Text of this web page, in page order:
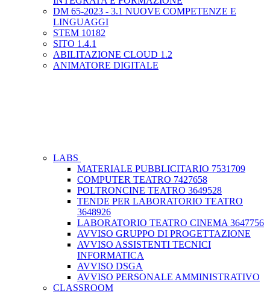
DM 65-2023 - 3.1 NUOVE COMPETENZE E
LINGUAGGI
STEM 10182
SITO 1.4.1
ABILITAZIONE CLOUD 1.2
ANIMATORE DIGITALE
LABS
MATERIALE PUBBLICITARIO 7531709
COMPUTER TEATRO 7427658
POLTRONCINE TEATRO 3649528
TENDE PER LABORATORIO TEATRO
3648926
LABORATORIO TEATRO CINEMA 3647756
AVVISO GRUPPO DI PROGETTAZIONE
AVVISO ASSISTENTI TECNICI
INFORMATICA
AVVISO DSGA
AVVISO PERSONALE AMMINISTRATIVO
CLASSROOM